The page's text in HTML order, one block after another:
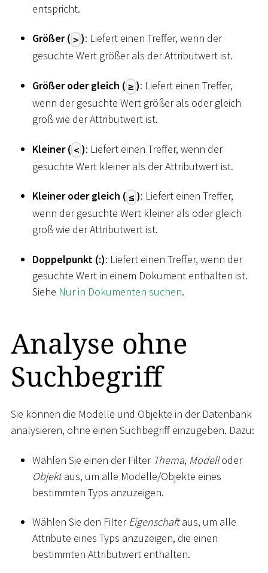
entspricht.
Größer ( > ): Liefert einen Treffer, wenn der
gesuchte Wert größer als der Attributwert ist.
Größer oder gleich ( ≥ ): Liefert einen Treffer,
wenn der gesuchte Wert größer als oder gleich
groß wie der Attributwert ist.
Kleiner ( < ): Liefert einen Treffer, wenn der
gesuchte Wert kleiner als der Attributwert ist.
Kleiner oder gleich ( ≤ ): Liefert einen Treffer,
wenn der gesuchte Wert kleiner als oder gleich
groß wie der Attributwert ist.
Doppelpunkt (:): Liefert einen Treffer, wenn der
gesuchte Wert in einem Dokument enthalten ist.
Siehe Nur in Dokumenten suchen.
Analyse ohne
Suchbegriff
Sie können die Modelle und Objekte in der Datenbank
analysieren, ohne einen Suchbegriff einzugeben. Dazu:
Wählen Sie einen der Filter Thema, Modelloder
Objektaus, um alle Modelle/Objekte eines
bestimmten Typs anzuzeigen.
Wählen Sie den FilterEigenschaftaus, um alle
Attribute eines Typs anzuzeigen, die einen
bestimmten Attributwert enthalten.